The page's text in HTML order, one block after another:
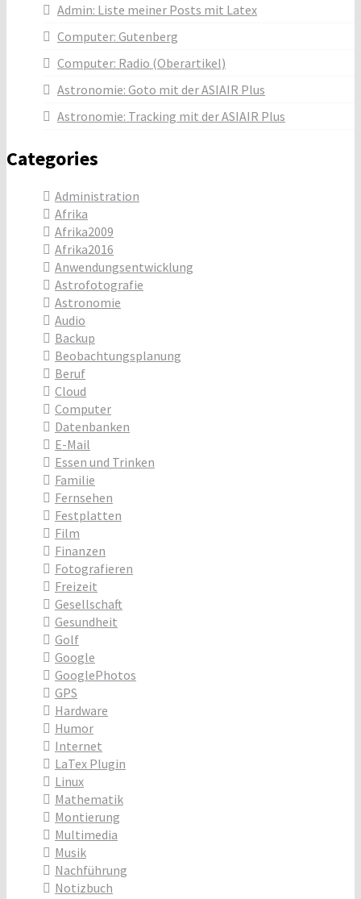
Admin: Liste meiner Posts mit Latex
Computer: Gutenberg
Computer: Radio (Oberartikel)
Astronomie: Goto mit der ASIAIR Plus
Astronomie: Tracking mit der ASIAIR Plus
Categories
Administration
Afrika
Afrika2009
Afrika2016
Anwendungsentwicklung
Astrofotografie
Astronomie
Audio
Backup
Beobachtungsplanung
Beruf
Cloud
Computer
Datenbanken
E-Mail
Essen und Trinken
Familie
Fernsehen
Festplatten
Film
Finanzen
Fotografieren
Freizeit
Gesellschaft
Gesundheit
Golf
Google
GooglePhotos
GPS
Hardware
Humor
Internet
LaTex Plugin
Linux
Mathematik
Montierung
Multimedia
Musik
Nachführung
Notizbuch